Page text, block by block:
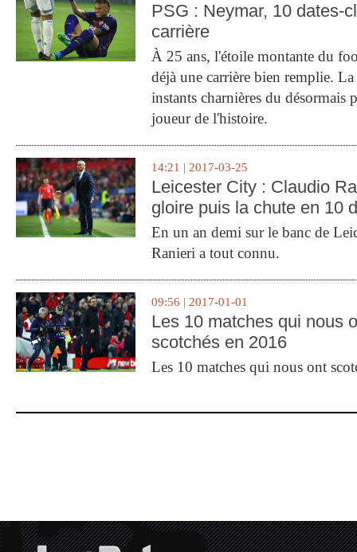
PSG : Neymar, 10 dates-
carrière
À 25 ans, l'étoile montante du
déjà une carrière bien remplie.
instants charnières du désormais
joueur de l'histoire.
14:21 | 2017-03-25
Leicester City : Claudio
gloire puis la chute en 10
En un an demi sur le banc de
Ranieri a tout connu.
09:56 | 2017-01-01
Les 10 matches qui nous
scotchés en 2016
Les 10 matches qui nous ont